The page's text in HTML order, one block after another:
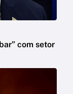
com setor